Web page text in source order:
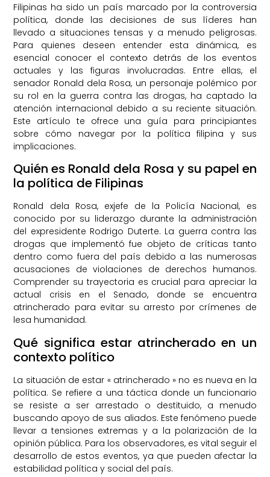
Filipinas ha sido un país marcado por la controversia
política, donde las decisiones de sus líderes han
llevado a situaciones tensas y a menudo peligrosas.
Para quienes deseen entender esta dinámica, es
esencial conocer el contexto detrás de los eventos
actuales y las figuras involucradas. Entre ellas, el
senador Ronald dela Rosa, un personaje polémico por
su rol en la guerra contra las drogas, ha captado la
atención internacional debido a su reciente situación.
Este artículo te ofrece una guía para principiantes
sobre cómo navegar por la política filipina y sus
implicaciones.
Quién es Ronald dela Rosa y su papel en
la política de Filipinas
Ronald dela Rosa, exjefe de la Policía Nacional, es
conocido por su liderazgo durante la administración
del expresidente Rodrigo Duterte. La guerra contra las
drogas que implementó fue objeto de críticas tanto
dentro como fuera del país debido a las numerosas
acusaciones de violaciones de derechos humanos.
Comprender su trayectoria es crucial para apreciar la
actual crisis en el Senado, donde se encuentra
atrincherado para evitar su arresto por crímenes de
lesa humanidad.
Qué significa estar atrincherado en un
contexto político
La situación de estar « atrincherado » no es nueva en la
política. Se refiere a una táctica donde un funcionario
se resiste a ser arrestado o destituido, a menudo
buscando apoyo de sus aliados. Este fenómeno puede
llevar a tensiones extremas y a la polarización de la
opinión pública. Para los observadores, es vital seguir el
desarrollo de estos eventos, ya que pueden afectar la
estabilidad política y social del país.